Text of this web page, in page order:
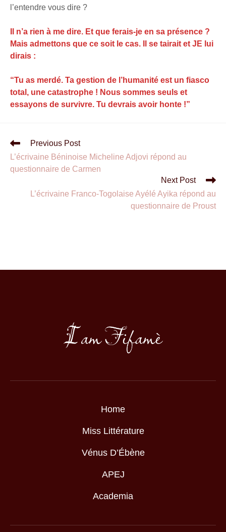
l’entendre vous dire ?
Il n’a rien à me dire. Et que ferais-je en sa présence ?
Mais admettons que ce soit le cas. Il se tairait et JE lui
dirais :
“Tu as merdé. Ta gestion de l’humanité est un fiasco
total, une catastrophe ! Nous sommes seuls et
essayons de survivre. Tu devrais avoir honte !”
Previous Post
L’écrivaine Béninoise Micheline Adjovi répond au
questionnaire de Carmen
Next Post
L’écrivaine Franco-Togolaise Ayélé Ayika répond au
questionnaire de Proust
Home
Miss Littérature
Vénus D’Ébène
APEJ
Academia